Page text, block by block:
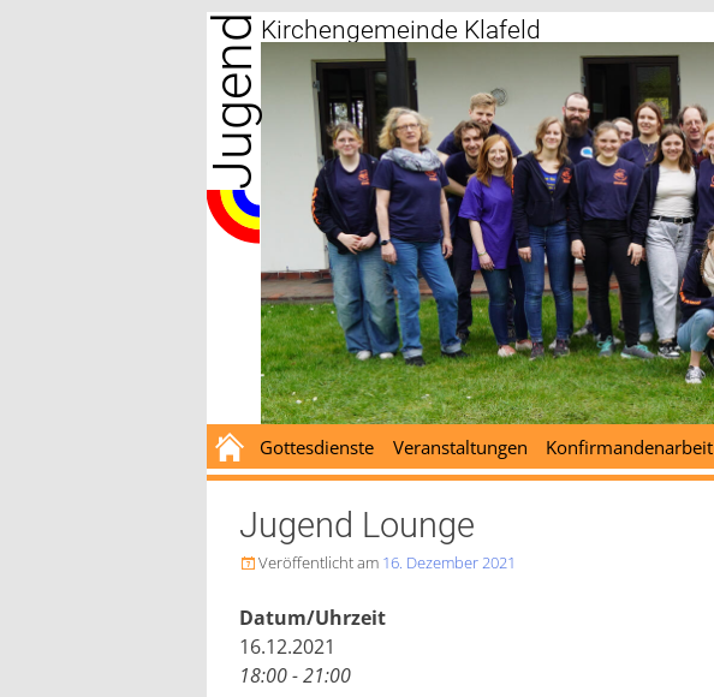
Zum
Inhalt
springen
JugendKirchengemeinde Klafeld
Gottesdienste Veranstaltungen Konfirmandenarbeit
Jugend Lounge
Veröffentlicht am 16. Dezember 2021
Datum/Uhrzeit
16.12.2021
18:00 - 21:00